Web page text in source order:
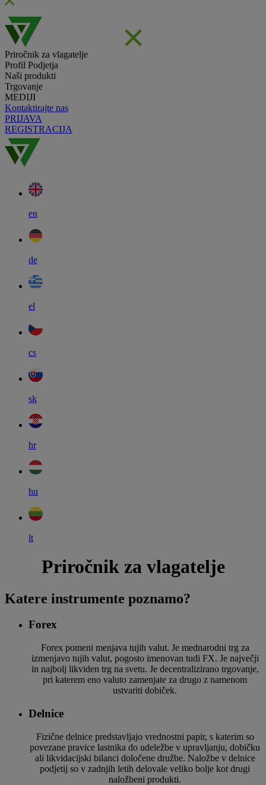
Priročnik za vlagatelje
Profil Podjetja
Naši produkti
Trgovanje
MEDIJI
Kontaktirajte nas
PRIJAVA
REGISTRACIJA
en
de
el
cs
sk
hr
hu
lt
Priročnik za vlagatelje
Katere instrumente poznamo?
Forex
Forex pomeni menjava tujih valut. Je mednarodni trg za
izmenjavo tujih valut, pogosto imenovan tudi FX. Je največji
in najbolj likviden trg na svetu. Je decentralizirano trgovanje,
pri katerem eno valuto zamenjate za drugo z namenom
ustvariti dobiček.
Delnice
Fizične delnice predstavljajo vrednostni papir, s katerim so
povezane pravice lastnika do udeležbe v upravljanju, dobičku
ali likvidacijski bilanci določene družbe. Naložbe v delnice
podjetij so v zadnjih letih delovale veliko bolje kot drugi
naložbeni produkti.